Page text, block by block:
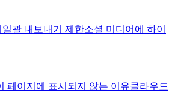
일괄 내보내기 제한소셜 미디어에 하이
페이지에 표시되지 않는 이유클라우드